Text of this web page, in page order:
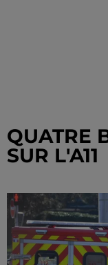
QUATRE
SUR L'A11